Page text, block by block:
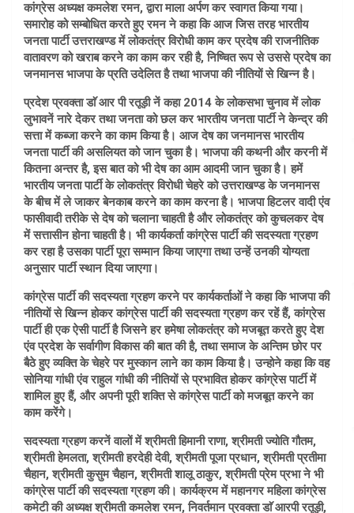
कांग्रेस अध्यक्ष कमलेश रमन, द्वारा माला अर्पण कर स्वागत किया गया।
समारोह को सम्बोधित करते हुए रमन ने कहा कि आज जिस तरह भारतीय
जनता पार्टी उत्तराखण्ड में लोकतंत्र विरोधी काम कर प्रदेष की राजनीतिक
वातावरण को खराब करने का काम कर रही है, निष्चित रूप से उससे प्रदेष का
जनमानस भाजपा के प्रति उदेलित है तथा भाजपा की नीतियों से खिन्न है।
प्रदेश प्रवक्ता डाॅ आर पी रतूड़ी नें कहा 2014 के लोकसभा चुनाव में लोक
लुभावनें नारे देकर तथा जनता को छल कर भारतीय जनता पार्टी ने केन्द्र की
सत्ता में कब्जा करने का काम किया है। आज देष का जनमानस भारतीय
जनता पार्टी की असलियत को जान चुका है। भाजपा की कथनी और करनी में
कितना अन्तर है, इस बात को भी देष का आम आदमी जान चुका है। हमें
भारतीय जनता पार्टी के लोकतंत्र विरोधी चेहरे को उत्तराखण्ड के जनमानस
के बीच में ले जाकर बेनकाब करने का काम करना है। भाजपा हिटलर वादी एंव
फासीवादी तरीके से देष को चलाना चाहती है और लोकतंत्र को कुचलकर देष
में सत्तासीन होना चाहती है। भी कार्यकर्ता कांग्रेस पार्टी की सदस्यता ग्रहण
कर रहा है उसका पार्टी पूरा सम्मान किया जाएगा तथा उन्हें उनकी योग्यता
अनुसार पार्टी स्थान दिया जाएगा।
कांग्रेस पार्टी की सदस्यता ग्रहण करने पर कार्यकर्ताओं ने कहा कि भाजपा की
नीतियों से खिन्न होकर कांग्रेस पार्टी की सदस्यता ग्रहण कर रहें हैं, कांग्रेस
पार्टी ही एक ऐसी पार्टी है जिसने हर हमेषा लोकतंत्र को मजबूत करते हुए देश
एंव प्रदेश के सर्वागीण विकास की बात की है, तथा समाज के अन्तिम छोर पर
बैठे हुए व्यक्ति के चेहरे पर मुस्कान लाने का काम किया है। उन्होने कहा कि वह
सोनिया गांधी एंव राहुल गांधी की नीतियों से प्रभावित होकर कांग्रेस पार्टी में
शामिल हुए हैं, और अपनी पूरी शक्ति से कांग्रेस पार्टी को मजबूत करने का
काम करेंगे।
सदस्यता ग्रहण करनें वालों में श्रीमती हिमानी राणा, श्रीमती ज्योति गौतम,
श्रीमती हेमलता, श्रीमती हरदेही देवी, श्रीमती पूजा प्रधान, श्रीमती प्रतीमा
चैहान, श्रीमती कुसुम चैहान, श्रीमती शालू ठाकुर, श्रीमती प्रेम प्रभा ने भी
कांग्रेस पार्टी की सदस्यता ग्रहण की। कार्यक्रम में महानगर महिला कांग्रेस
कमेटी की अध्यक्ष श्रीमती कमलेश रमन, निवर्तमान प्रवक्ता डाॅ आरपी रतूड़ी,